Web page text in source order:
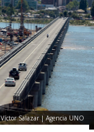
Víctor Salazar | Agencia UNO